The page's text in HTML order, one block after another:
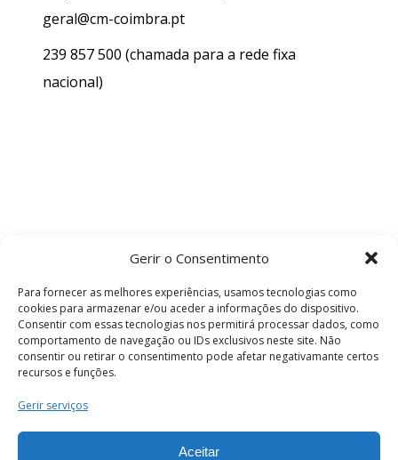
Gerir o Consentimento
Para fornecer as melhores experiências, usamos tecnologias como
cookies para armazenar e/ou aceder a informações do dispositivo.
Consentir com essas tecnologias nos permitirá processar dados, como
comportamento de navegação ou IDs exclusivos neste site. Não
consentir ou retirar o consentimento pode afetar negativamante certos
recursos e funções.
Gerir serviços
Aceitar
geral@cm-coimbra.pt
239 857 500 (chamada para a rede fixa
nacional)
Termos e Condições